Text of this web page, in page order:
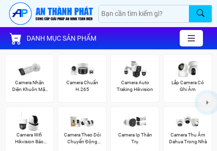
DANH MỤC SẢN PHẨM
Camera Nhận
Diện Khuôn Mặt
Camera Chuẩn
H.265
Camera Auto
Traking Hikvision
Lắp Camera Có
Ghi Âm
Camera Wifi
Hikvision Báo
Camera Theo Dỏi
Chuyển Động
Camera Ip Thân
Trụ
Camera Thu Âm
Dahua Trong Nhà